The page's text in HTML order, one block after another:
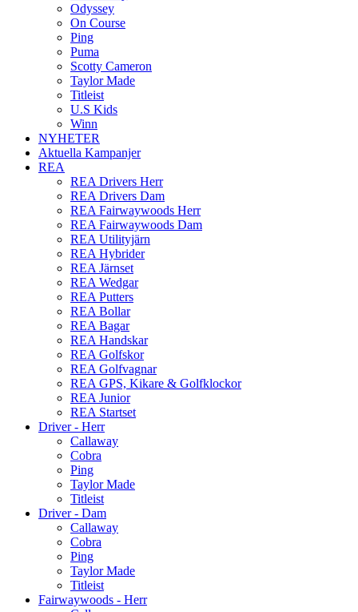
Odyssey
On Course
Ping
Puma
Scotty Cameron
Taylor Made
Titleist
U.S Kids
Winn
NYHETER
Aktuella Kampanjer
REA
REA Drivers Herr
REA Drivers Dam
REA Fairwaywoods Herr
REA Fairwaywoods Dam
REA Utilityjärn
REA Hybrider
REA Järnset
REA Wedgar
REA Putters
REA Bollar
REA Bagar
REA Handskar
REA Golfskor
REA Golfvagnar
REA GPS, Kikare & Golfklockor
REA Junior
REA Startset
Driver - Herr
Callaway
Cobra
Ping
Taylor Made
Titleist
Driver - Dam
Callaway
Cobra
Ping
Taylor Made
Titleist
Fairwaywoods - Herr